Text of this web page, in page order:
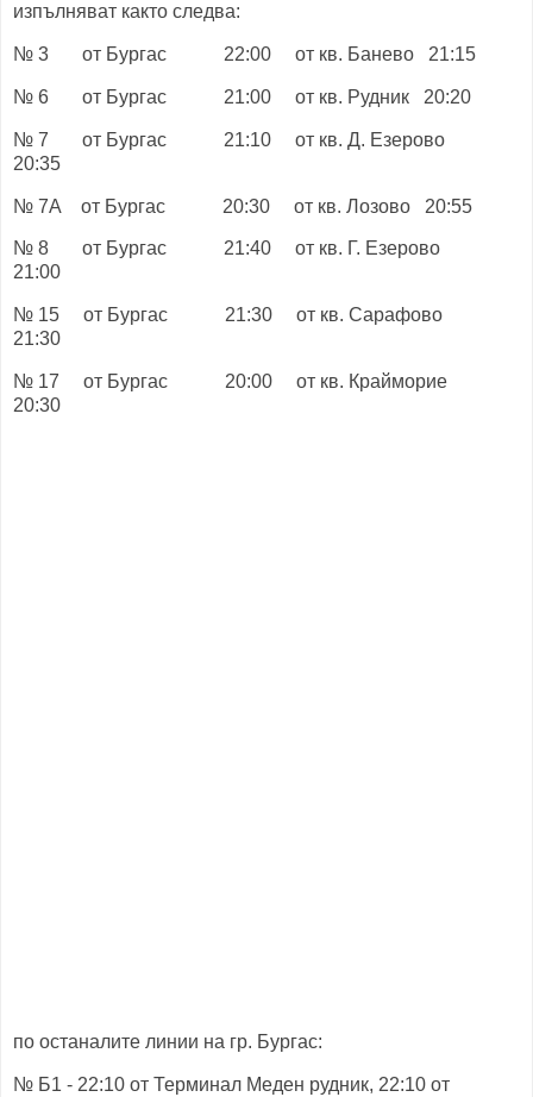
изпълняват както следва:
№ 3 от Бургас 22:00 от кв. Банево 21:15
№ 6 от Бургас 21:00 от кв. Рудник 20:20
№ 7 от Бургас 21:10 от кв. Д. Езерово
20:35
№ 7А от Бургас 20:30 от кв. Лозово 20:55
№ 8 от Бургас 21:40 от кв. Г. Езерово
21:00
№ 15 от Бургас 21:30 от кв. Сарафово
21:30
№ 17 от Бургас 20:00 от кв. Крайморие
20:30
по останалите линии на гр. Бургас:
№ Б1 - 22:10 от Терминал Меден рудник, 22:10 от